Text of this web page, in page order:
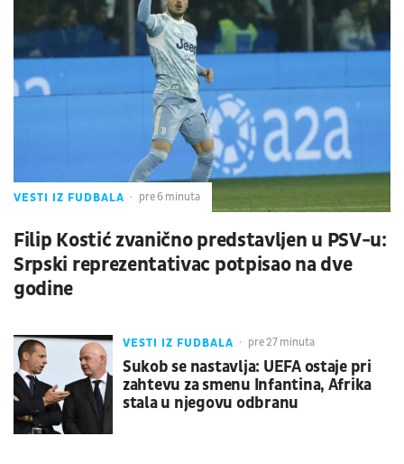
VESTI IZ FUDBALA pre 6 minuta
Filip Kostić zvanično predstavljen u PSV-u:
Srpski reprezentativac potpisao na dve
godine
VESTI IZ FUDBALA pre 27 minuta
Sukob se nastavlja: UEFA ostaje pri
zahtevu za smenu Infantina, Afrika
stala u njegovu odbranu